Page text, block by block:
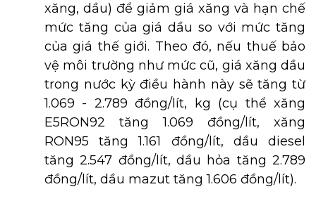
xăng, dầu) để giảm giá xăng và hạn chế
mức tăng của giá dầu so với mức tăng
của giá thế giới. Theo đó, nếu thuế bảo
vệ môi trường như mức cũ, giá xăng dầu
trong nước kỳ điều hành này sẽ tăng từ
1.069 - 2.789 đồng/lít, kg (cụ thể xăng
E5RON92 tăng 1.069 đồng/lít, xăng
RON95 tăng 1.161 đồng/lít, dầu diesel
tăng 2.547 đồng/lít, dầu hỏa tăng 2.789
đồng/lít, dầu mazut tăng 1.606 đồng/lít).